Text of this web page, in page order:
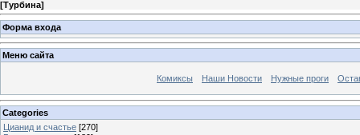
[Турбина]
Форма входа
Меню сайта
Комиксы Наши Новости Нужные проги
Categories
Цианид и счастье [270]